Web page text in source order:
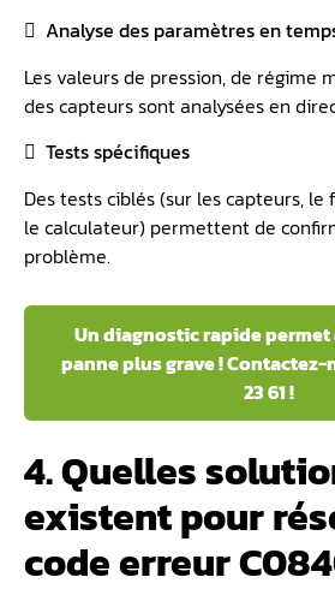
 Analyse des paramètres en
Les valeurs de pression, de régime
des capteurs sont analysées en
 Tests spécifiques
Des tests ciblés (sur les capteurs,
le calculateur) permettent de
problème.
Un diagnostic rapide
panne plus grave ! Contactez-
23 61 !
4. Quelles
existent pour
code erreur